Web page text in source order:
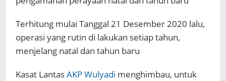
Terhitung mulai Tanggal 21 Desember 2020 lalu,
operasi yang rutin di lakukan setiap tahun,
menjelang natal dan tahun baru
Kasat LantasAKP Wulyadi menghimbau, untuk